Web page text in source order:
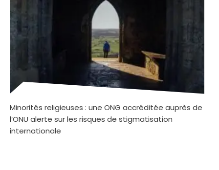
Minorités religieuses : une ONG accréditée auprès de
l’ONU alerte sur les risques de stigmatisation
internationale